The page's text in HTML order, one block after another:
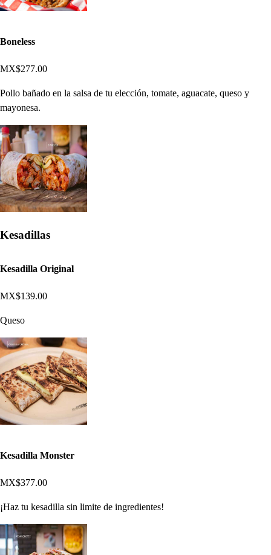
Boneless
MX$277.00
Pollo bañado en la salsa de tu elección, tomate, aguacate, queso y
mayonesa.
Kesadillas
Kesadilla Original
MX$139.00
Queso
Kesadilla Monster
MX$377.00
¡Haz tu kesadilla sin limite de ingredientes!